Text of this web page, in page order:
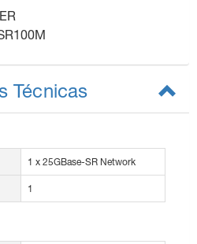
Técnicas
1 x 25GBase-SR Network
1